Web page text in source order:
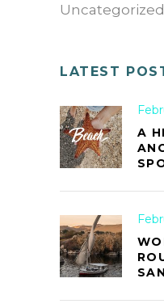
Uncategorized
LATEST
A